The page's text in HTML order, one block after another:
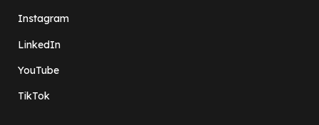
Instagram
LinkedIn
YouTube
TikTok